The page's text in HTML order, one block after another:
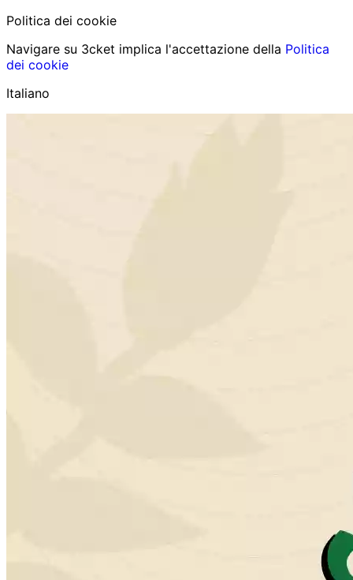
Politica dei cookie
Navigare su 3cket implica l'accettazione della Politica
dei cookie
Italiano